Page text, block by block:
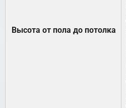
Высота от пола до потолка